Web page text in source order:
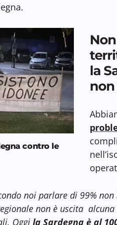
contro le
la
non
noi parlare di 99%
non è uscita
Oggi la Sardegna è al